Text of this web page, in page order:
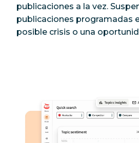
publicaciones a la vez.
publicaciones programadas
posible crisis o una